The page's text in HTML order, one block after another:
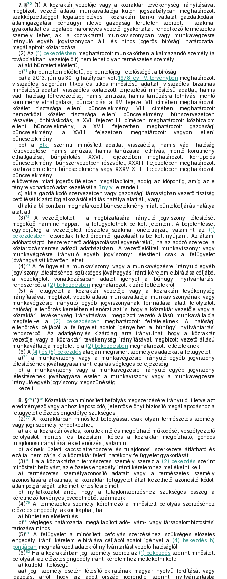
7. §70 (1) A közraktár vezetője vagy a közraktári tevékenység irányításával
megbízott vezető állású munkavállalója külön jogszabályban meghatározott
szakképzettséggel, legalább ötéves – közraktári, banki, vállalati gazdálkodási,
államigazgatási, pénzügyi, illetve gazdasági területen szerzett – szakmai
gyakorlattal és legalább hároméves vezetői gyakorlattal rendelkező természetes
személy lehet, aki a közraktárral munkaviszonyban vagy munkavégzésre
irányuló egyéb jogviszonyban áll, és nincs jogerős bírósági határozattal
megállapított köztartozása.
(2) Az (1) bekezdésben meghatározott munkakörben alkalmazandó személy (a
továbbiakban: vezetőjelölt) nem lehet olyan természetes személy,
a) aki büntetett előéletű,
b)71 aki büntetlen előéletű, de büntetőjogi felelősségét a bíróság
ba) a 2013. június 30-ig hatályban volt 1978. évi IV. törvényben meghatározott
visszaélés szigorúan titkos és titkos minősítésű adattal, visszaélés bizalmas
minősítésű adattal, visszaélés korlátozott terjesztésű minősítésű adattal, hamis
vád, hatóság félrevezetése, hamis tanúzás, hamis tanúzásra felhívás, mentő
körülmény elhallgatása, bűnpártolás, a XV. fejezet VII. címében meghatározott
közélet tisztasága elleni bűncselekmény, VIII. címében meghatározott
nemzetközi közélet tisztasága elleni bűncselekmény, bűnszervezetben
részvétel, önbíráskodás, a XVI. fejezet III. címében meghatározott közbizalom
elleni bűncselekmény, a XVII. fejezetben meghatározott gazdasági
bűncselekmény, a XVIII. fejezetben meghatározott vagyon elleni
bűncselekmény,
bb) a Btk.
szerinti minősített adattal visszaélés, hamis vád, hatóság
félrevezetése, hamis tanúzás, hamis tanúzásra felhívás, mentő körülmény
elhallgatása, bűnpártolás, XXVII. Fejezetében meghatározott korrupciós
bűncselekmény, bűnszervezetben részvétel, XXXIII. Fejezetében meghatározott
közbizalom elleni bűncselekmény vagy XXXV–XLIII. Fejezetében meghatározott
bűncselekmény
elkövetése miatt jogerős ítéletben megállapította, addig az időpontig, amíg az e
tényre vonatkozó adat kezelését a Bnytv. elrendeli,
c) aki a gazdálkodó szervezetben vagy gazdasági társaságban vezető tisztség
betöltését kizáró foglalkozástól eltiltás hatálya alatt áll, vagy
d) aki ab) pontban meghatározott bűncselekmény miatt büntetőeljárás hatálya
alatt áll.
(3)72
A vezetőjelöltet – a megbízatására irányuló jogviszony létesítését
megelőző harminc nappal – a felügyeletnek be kell jelenteni. A bejelentéssel
egyidejűleg a vezetőjelölt részletes szakmai önéletrajzát, valamint az (1)
bekezdésben felsoroltak hitelt érdemlő igazolását is be kell nyújtani. Az állami
adóhatóságtól beszerezhető adóigazolással egyenértékű, ha az adózó szerepel a
köztartozásmentes adózói adatbázisban. A vezetőjelölttel munkaviszonyt vagy
munkavégzésre irányuló egyéb jogviszonyt létesíteni csak a felügyelet
jóváhagyását követően lehet.
(4)73 A felügyelet a munkaviszony vagy a munkavégzésre irányuló egyéb
jogviszony létesítéséhez szükséges jóváhagyás iránti kérelem elbírálása céljából
a vezetőjelölt vonatkozásában adatot igényel a bűnügyi nyilvántartási
rendszerből a (2) bekezdésben meghatározott kizáró feltételekről.
(5) A felügyelet a közraktár vezetője vagy a közraktári tevékenység
irányításával megbízott vezető állású munkavállalója munkaviszonyának vagy
munkavégzésre irányuló egyéb jogviszonyának fennállása alatt lefolytatott
hatósági ellenőrzés keretében ellenőrzi azt is, hogy a közraktár vezetője vagy a
közraktári tevékenység irányításával megbízott vezető állású munkavállalója
megfelel-e a (2) bekezdésben meghatározott feltételeknek. A hatósági
ellenőrzés céljából a felügyelet adatot igényelhet a bűnügyi nyilvántartási
rendszerből. Az adatigénylés kizárólag arra irányulhat, hogy a közraktár
vezetője vagy a közraktári tevékenység irányításával megbízott vezető állású
munkavállalója megfelel-e a (2) bekezdésben meghatározott feltételeknek.
(6) A (4) és (5) bekezdés alapján megismert személyes adatokat a felügyelet
a)74
a munkaviszony vagy a munkavégzésre irányuló egyéb jogviszony
létesítésének jóváhagyása iránti eljárás végleges befejezéséig,
b) a munkaviszony vagy a munkavégzésre irányuló egyéb jogviszony
létesítésének jóváhagyása esetén a munkaviszony vagy a munkavégzésre
irányuló egyéb jogviszony megszűnéséig
kezeli.
8. §75 (1)76 Közraktárban minősített befolyás megszerzésére irányuló, illetve azt
eredményező vagy ahhoz kapcsolódó, jelentős előnyt biztosító megállapodáshoz a
felügyelet előzetes engedélye szükséges.
(2)77 A közraktárban minősített befolyással csak olyan természetes személy
vagy jogi személy rendelkezhet,
a) aki a közraktár óvatos, körültekintő és megbízható működését veszélyeztető
befolyástól mentes, és biztosítani képes a közraktár megbízható, gondos
tulajdonosi irányítását és ellenőrzést, valamint
b) akinek üzleti kapcsolatrendszere és tulajdonosi szerkezete átlátható és
ezáltal nem zárja ki a közraktár feletti hatékony felügyelet gyakorlását.
(3)78 Ha a közraktárban természetes személy szerez a (2) bekezdés szerint
minősített befolyást, az előzetes engedély iránti kérelemhez mellékelni kell:
a) természetes személyazonosító adatait vagy a természetes személy
azonosítására alkalmas, a közraktár-felügyelet által kezelhető azonosító kódot,
állampolgárságát, lakcímét, értesítési címét,
b) nyilatkozatot arról, hogy a tulajdonszerzéshez szükséges összeg a
kérelmező törvényes jövedelméből származik.
(4)79
A természetes személy kérelmező a minősített befolyás szerzéséhez
előzetes engedélyt akkor kaphat, ha
a) büntetlen előéletű és
b)80 végleges határozattal megállapított adó-, vám- vagy társadalombiztosítási
tartozása nincs.
(5)81
A felügyelet a minősített befolyás szerzéséhez szükséges előzetes
engedély iránti kérelem elbírálása céljából adatot igényel a (4) bekezdés b)
pontjában meghatározott adatokról nyilvántartást vezető hatóságtól.
(6)82 Ha a közraktárban jogi személy szerez az (1) bekezdés szerint minősített
befolyást, az előzetes engedély iránti kérelemhez mellékelni kell:
a) külföldi illetőségű
aa) jogi személy esetén létesítő okiratának magyar nyelvű fordítását vagy
igazolást arról, hogy az adott ország jogrendje szerinti nyilvántartásba